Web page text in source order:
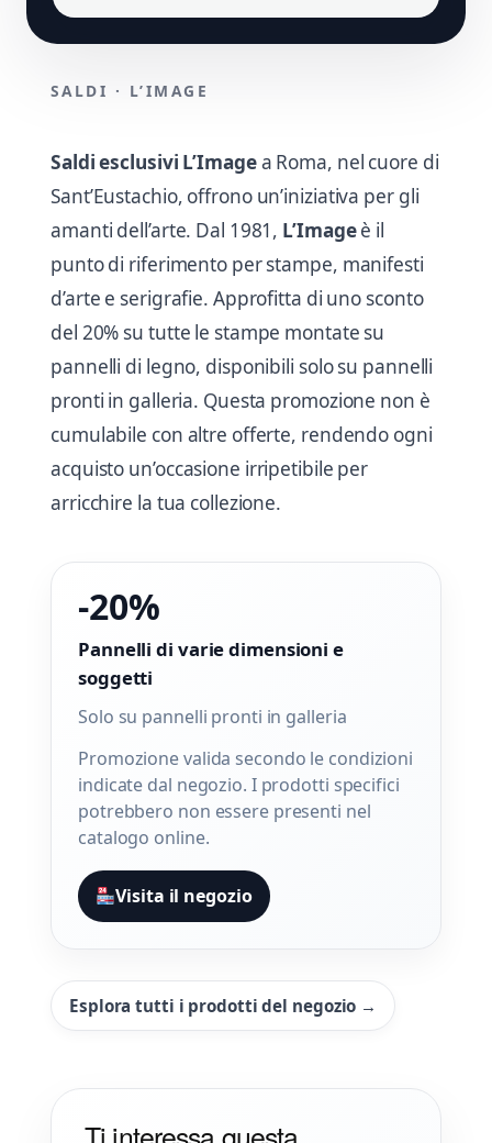
SALDI · L’IMAGE
Saldi esclusivi L’Imagea Roma, nel cuore di
Sant’Eustachio, offrono un’iniziativa per gli
amanti dell’arte. Dal 1981, L’Imageè il
punto di riferimento per stampe, manifesti
d’arte e serigrafie. Approfitta di uno sconto
del 20% su tutte le stampe montate su
pannelli di legno, disponibili solo su pannelli
pronti in galleria. Questa promozione non è
cumulabile con altre offerte, rendendo ogni
acquisto un’occasione irripetibile per
arricchire la tua collezione.
-20%
Pannelli di varie dimensioni e
soggetti
Solo su pannelli pronti in galleria
Promozione valida secondo le condizioni
indicate dal negozio. I prodotti specifici
potrebbero non essere presenti nel
catalogo online.
Visita il negozio
Esplora tutti i prodotti del negozio →